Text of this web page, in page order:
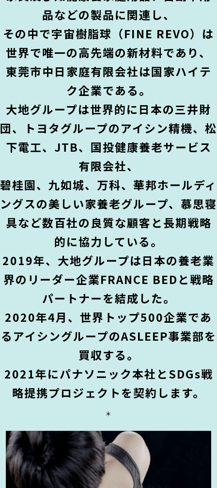
品などの製品に関連し、
その中で宇宙樹脂球（FINE REVO）は
世界で唯一の高先端の新材料であり、
東莞市中日家庭有限会社は国家ハイテ
ク企業である。
大地グループは世界的に日本の三井財
団、トヨタグループのアイシン精機、松
下電工、JTB、国投健康養老サービス
有限会社、
碧桂園、九如城、万科、華邦ホールディ
ングスの美しい家養老グループ、慕思寝
具など数百社の良質な顧客と長期戦略
的に協力している。
2019年、大地グループは日本の養老業
界のリーダー企業FRANCE BEDと戦略
パートナーを結成した。
2020年4月、世界トップ500企業であ
るアイシングループのASLEEP事業部を
買収する。
2021年にパナソニック本社とSDGs戦
略提携プロジェクトを契約します。
＊